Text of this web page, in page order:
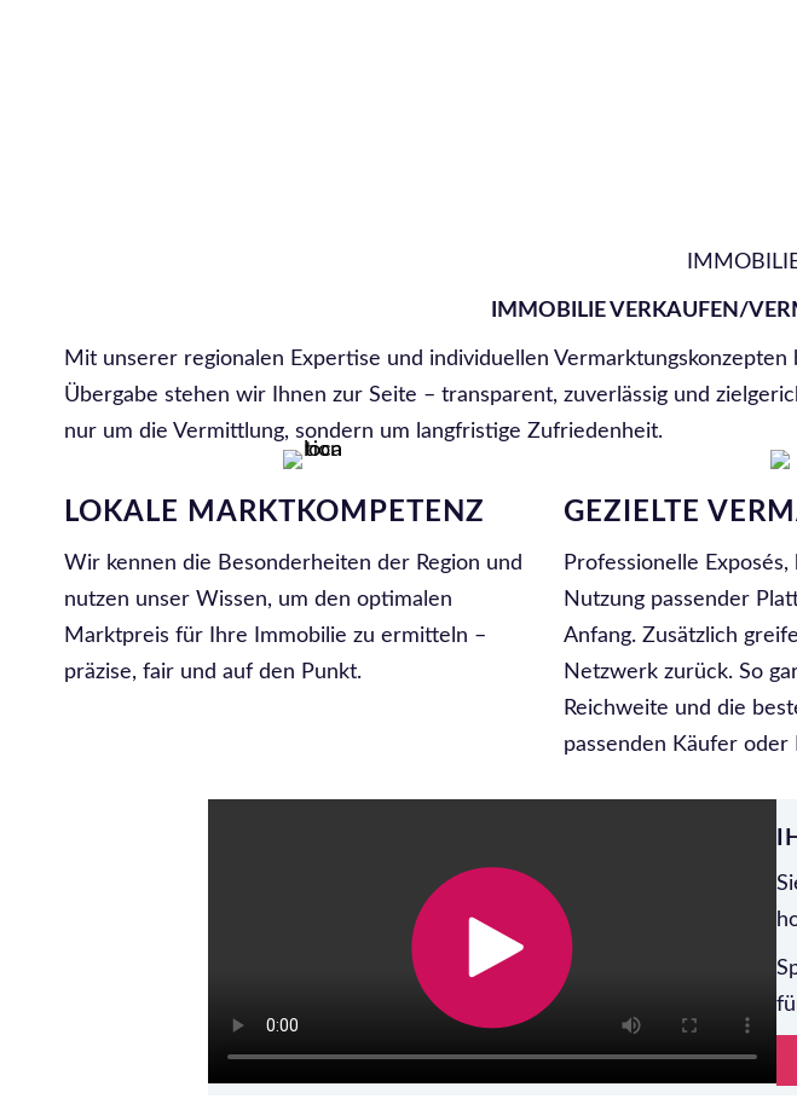
IMMOBILIE VERKAUFEN/
Mit unserer regionalen Expertise und individuellen
Übergabe stehen wir Ihnen zur Seite – transparent, zuverlässig und
nur um die Vermittlung, sondern um langfristige Zufriedenheit.
LOKALE MARKTKOMPETENZ
Wir kennen die Besonderheiten der Region und
nutzen unser Wissen, um den optimalen
Marktpreis für Ihre Immobilie zu ermitteln –
präzise, fair und auf den Punkt.
GEZIELTE
Professionelle
Nutzung passender
Anfang. Zusätzlich
Netzwerk zurück. So
Reichweite und die
passenden Käufer oder